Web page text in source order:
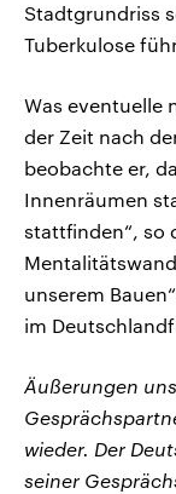
Stadtgrundriss
Tuberkulose
Was eventuelle
der Zeit nach
beobachte er,
Innenräumen
stattfinden“, so
unserem
im
Äußerungen
wieder. Der
seiner